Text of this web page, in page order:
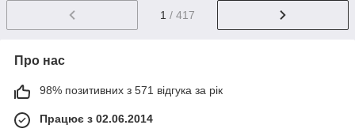
1 / 417
Про нас
98% позитивних з 571 відгука за рік
Працює з 02.06.2014